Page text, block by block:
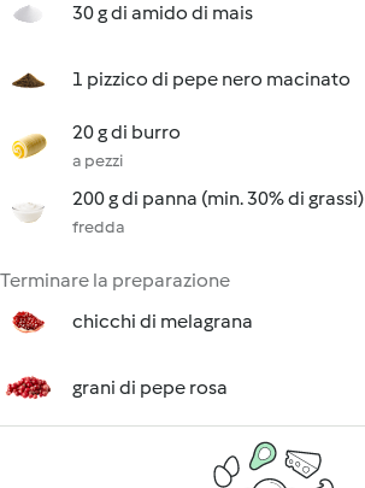
30 g di amido di mais
1 pizzico di pepe nero macinato
20 g di burro
a pezzi
200 g di panna (min. 30% di grassi)
fredda
Terminare la preparazione
chicchi di melagrana
grani di pepe rosa